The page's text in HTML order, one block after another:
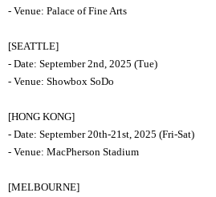
- Venue: Palace of Fine Arts
[SEATTLE]
- Date: September 2nd, 2025 (Tue)
- Venue: Showbox SoDo
[HONG KONG]
- Date: September 20th-21st, 2025 (Fri-Sat)
- Venue: MacPherson Stadium
[MELBOURNE]